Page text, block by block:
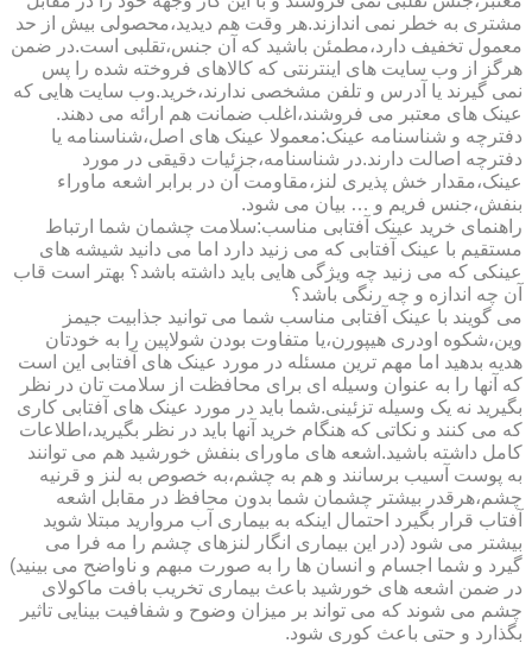
مشتری به خطر نمی اندازند.هر وقت هم دیدید،محصولی بیش از حد
معمول تخفیف دارد،مطمئن باشید که آن جنس،تقلبی است.در ضمن
هرگز از وب سایت های اینترنتی که کالاهای فروخته شده را پس
نمی گیرند یا آدرس و تلفن مشخصی ندارند،خرید.وب سایت هایی که
عینک های معتبر می فروشند،اغلب ضمانت هم ارائه می دهند.
دفترچه و شناسنامه عینک:معمولا عینک های اصل،شناسنامه یا
دفترچه اصالت دارند.در شناسنامه،جزئیات دقیقی در مورد
عینک،مقدار خش پذیری لنز،مقاومت آن در برابر اشعه ماوراء
بنفش،جنس فریم و … بیان می شود.
راهنمای خرید عینک آفتابی مناسب:سلامت چشمان شما ارتباط
مستقیم با عینک آفتابی که می زنید دارد اما می دانید شیشه های
عینکی که می زنید چه ویژگی هایی باید داشته باشد؟ بهتر است قاب
آن چه اندازه و چه رنگی باشد؟
می گویند با عینک آفتابی مناسب شما می توانید جذابیت جیمز
وین،شکوه اودری هیپورن،یا متفاوت بودن شولاپین را به خودتان
هدیه بدهید اما مهم ترین مسئله در مورد عینک های آفتابی این است
که آنها را به عنوان وسیله ای برای محافظت از سلامت تان در نظر
بگیرید نه یک وسیله تزئینی.شما باید در مورد عینک های آفتابی کاری
که می کنند و نکاتی که هنگام خرید آنها باید در نظر بگیرید،اطلاعات
کامل داشته باشید.اشعه های ماورای بنفش خورشید هم می توانند
به پوست آسیب برسانند و هم به چشم،به خصوص به لنز و قرنیه
چشم،هرقدر بیشتر چشمان شما بدون محافظ در مقابل اشعه
آفتاب قرار بگیرد احتمال اینکه به بیماری آب مروارید مبتلا شوید
بیشتر می شود (در این بیماری انگار لنزهای چشم را مه فرا می
گیرد و شما اجسام و انسان ها را به صورت مبهم و ناواضح می بینید)
در ضمن اشعه های خورشید باعث بیماری تخریب بافت ماکولای
چشم می شوند که می تواند بر میزان وضوح و شفافیت بینایی تاثیر
بگذارد و حتی باعث کوری شود.